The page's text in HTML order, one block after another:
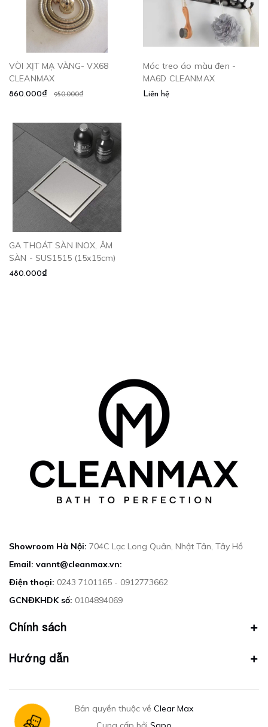
VÒI XỊT MẠ VÀNG- VX68
CLEANMAX
860.000₫ 950.000₫
Móc treo áo màu đen -
MA6D CLEANMAX
Liên hệ
GA THOÁT SÀN INOX, ÂM
SÀN - SUS1515 (15x15cm)
480.000₫
Showroom Hà Nội: 704C Lạc Long Quân, Nhật Tân, Tây Hồ
Email: vannt@cleanmax.vn:
Điện thoại: 0243 7101165 - 0912773662
GCNĐKHDK số: 0104894069
Chính sách
Hướng dẫn
Bản quyền thuộc về Clear Max